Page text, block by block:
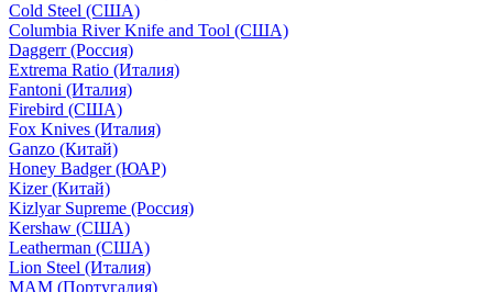
Cold Steel (США)
Columbia River Knife and Tool (США)
Daggerr (Россия)
Extrema Ratio (Италия)
Fantoni (Италия)
Firebird (США)
Fox Knives (Италия)
Ganzo (Китай)
Honey Badger (ЮАР)
Kizer (Китай)
Kizlyar Supreme (Россия)
Kershaw (США)
Leatherman (США)
Lion Steel (Италия)
MAM (Португалия)